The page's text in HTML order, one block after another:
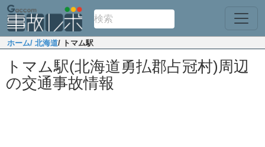
ホーム/ 北海道/ トマム駅
トマム駅(北海道勇払郡占冠村)周辺
の交通事故情報